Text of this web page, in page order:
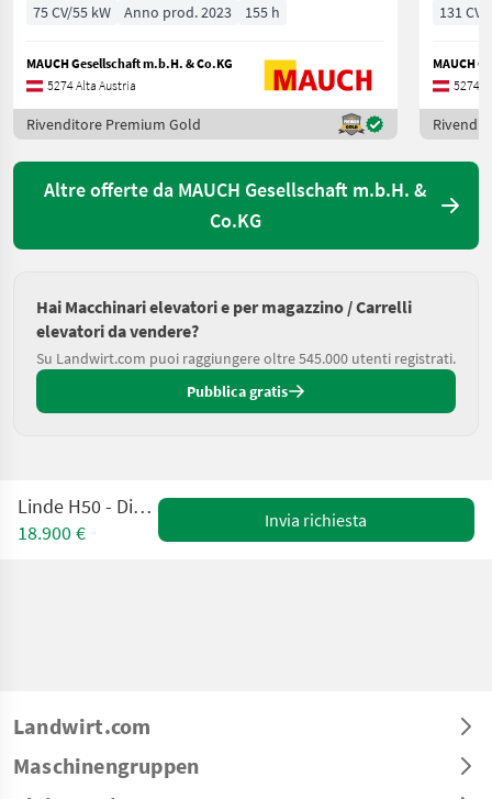
75 CV/55 kW Anno prod. 2023 155 h
MAUCH Gesellschaft m.b.H. & Co.KG
5274 Alta Austria
Rivenditore Premium Gold
131 CV/
MAUCH
5274
Altre offerte da MAUCH Gesellschaft m.b.H. &
Co.KG
Hai Macchinari elevatori e per magazzino / Carrelli
elevatori da vendere?
Su Landwirt.com puoi raggiungere oltre 545.000 utenti registrati.
Pubblica gratis
Linde H50 - Dieselstapler
18.900 €
Invia richiesta
Landwirt.com
Maschinengruppen